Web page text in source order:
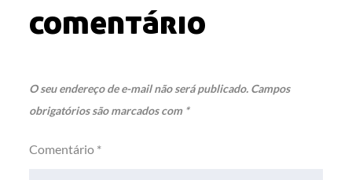
comentário
O seu endereço de e-mail não será publicado. Campos
obrigatórios são marcados com *
Comentário *